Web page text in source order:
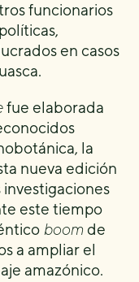
funcionarios
en casos
fue elaborada
la
nueva edición
este tiempo
boom de
a ampliar el
amazónico.